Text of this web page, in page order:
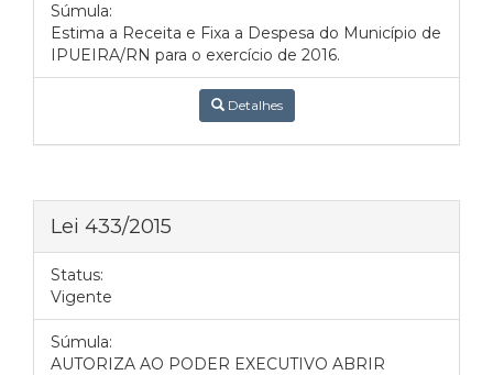
Súmula:
Estima a Receita e Fixa a Despesa do Município de
IPUEIRA/RN para o exercício de 2016.
Detalhes
Lei 433/2015
Status:
Vigente
Súmula:
AUTORIZA AO PODER EXECUTIVO ABRIR